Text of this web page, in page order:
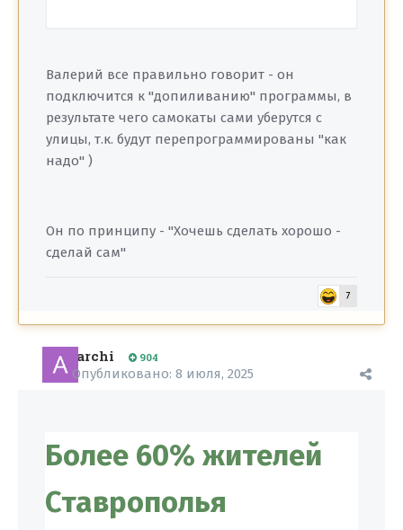
Валерий все правильно говорит - он
подключится к "допиливанию" программы, в
результате чего самокаты сами уберутся с
улицы, т.к. будут перепрограммированы "как
надо" )
Он по принципу - "Хочешь сделать хорошо -
сделай сам"
7
archi 904
Опубликовано: 8 июля, 2025
Более 60% жителей
Ставрополья